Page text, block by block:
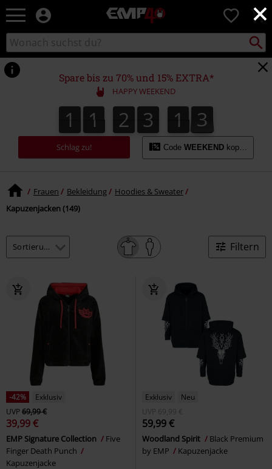
×
EMP
Merchandise
-
Shop
Rock
&
Entertainment
0
Katalog
durchsuchen
suchen
Spare bis zu 70% und 15% EXTRA*
HAPPY WEEKEND
1
1 1
1 2
2 3
3 1
1 1
2
1
3
2
Schlag zu! Code WEEKEND kopieren
Frauen Bekleidung
Hoodies & Sweater
Kapuzenjacken (149)
Filtern
-42%
Exklusiv
UVP69,99 €
39,99 €
EMP Signature Collection
Five
Finger Death Punch
Kapuzenjacke
Exklusiv
Neu
UVP
69,99 €
59,99 €
Woodland Spirit
Black Premium
by EMP
Kapuzenjacke